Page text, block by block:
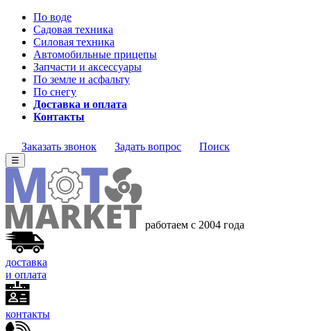
По воде
Садовая техника
Силовая техника
Автомобильные прицепы
Запчасти и аксессуары
По земле и асфальту
По снегу
Доставка и оплата
Контакты
Заказать звонок Задать вопрос Поиск
☰
работаем с 2004 года
доставка
и оплата
контакты